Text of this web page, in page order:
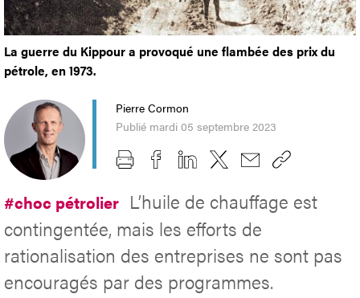
La guerre du Kippour a provoqué une flambée des prix du
pétrole, en 1973.
Pierre Cormon
Publié mardi 05 septembre 2023
#choc pétrolier L’huile de chauffage est
contingentée, mais les efforts de
rationalisation des entreprises ne sont pas
encouragés par des programmes.